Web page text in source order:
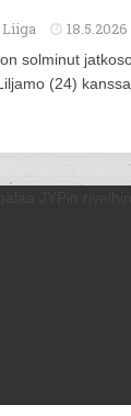
Liiga 18.5.2026
solminut
(24) kanssa.